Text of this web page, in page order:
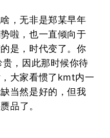
，无非是郑某早年
啦，也一直倾向于
是，时代变了。你
，因此那时候你待
大家看惯了kmt内一
当然是好的，但我
赝品了。